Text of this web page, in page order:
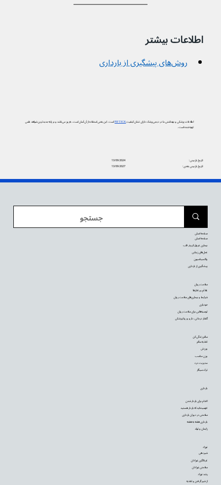
اطلاعات بیشتر
روش‌های پیشگیری از بارداری
اطلاعات پزشکی و بهداشتی ما در دیجی‌پزشک دارای نشان کیفیتPIF TICKاست. این یعنی استفاده از آن آسان است، به‌روز می‌باشد و بر پایه جدیدترین شواهد علمی
تهیه شده است.
13/09/2024
تاریخ بازبینی:
13/09/2027
تاریخ بازبینی بعدی:
نوزاد
شیردهی
غربالگری نوزادان
سلامتی نوزادان
رشد نوزاد
از شیر گرفتن و تغذیه
بارداری
اقدام برای باردار شدن
فهمیده‌اید که باردار هستید
سلامتی در دوران بارداری
بارداری هفته به هفته
زایمان و تولد
سالم زندگی کن
تغذیه سالم
ورزش
وزن مناسب
مدیریت درد
ترک سیگار
سلامت روان
علائم و رفتارها
شرایط و بیماری‌های سلامت روان
خودیاری
توصیه‌‌هایی برای سلامت روان
گفتار درمانی، دارو و روانپزشکی
صفحه اصلی
صفحه اصلی
بیماری عروق کرونر قلب
عمل‌های زیبایی
واکسیناسیون
پیشگیری از بارداری